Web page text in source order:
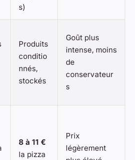
s)
Produits
conditio
nnés,
stockés
Goût plus
intense, moins
de
conservateur
s
8 à 11 €
la pizza
Prix
légèrement